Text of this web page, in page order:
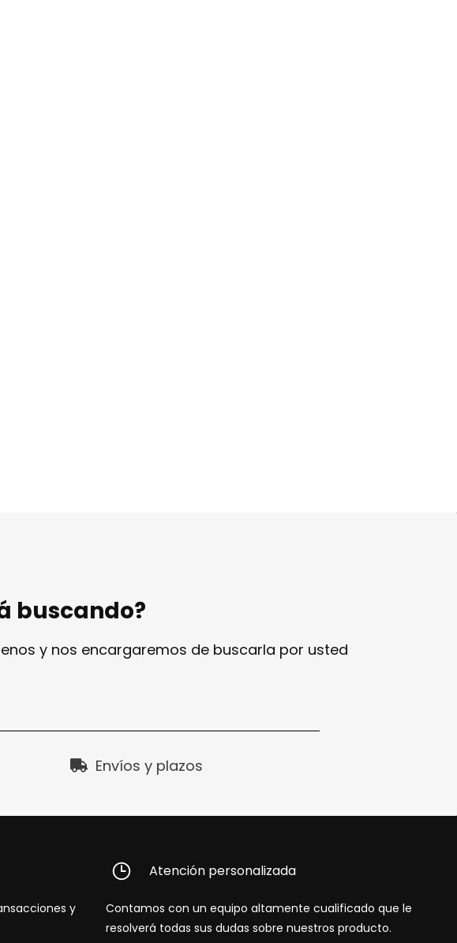
buscando?
y nos encargaremos de buscarla por usted
Envíos y plazos
y
Atención personalizada
Contamos con un equipo altamente cualificado que le
resolverá todas sus dudas sobre nuestros producto.